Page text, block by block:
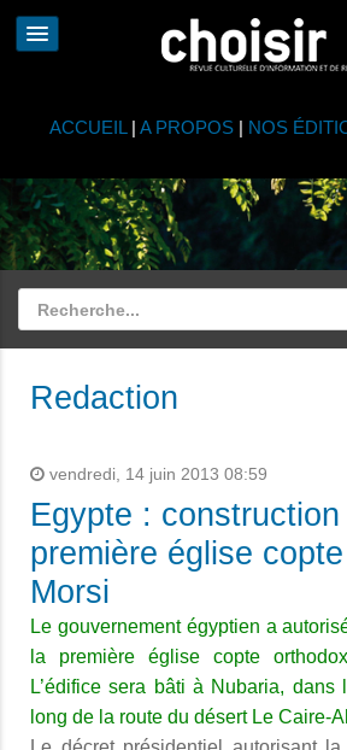
ACCUEIL | A PROPOS| NOS
Redaction
vendredi, 14 juin 2013 08:59
Egypte :
première église copte
Morsi
Le gouvernement égyptien a
la première église copte
L’édifice sera bâti à Nubaria,
long de la route du désert Le Caire-